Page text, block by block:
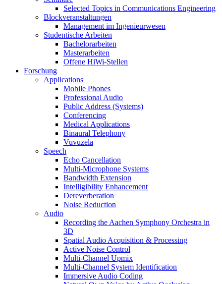
Selected Topics in Communications Engineering
Blockveranstaltungen
Management im Ingenieurwesen
Studentische Arbeiten
Bachelorarbeiten
Masterarbeiten
Offene HiWi-Stellen
Forschung
Applications
Mobile Phones
Professional Audio
Public Address (Systems)
Conferencing
Medical Applications
Binaural Telephony
Vuvuzela
Speech
Echo Cancellation
Multi-Microphone Systems
Bandwidth Extension
Intelligibility Enhancement
Dereverberation
Noise Reduction
Audio
Recording the Aachen Symphony Orchestra in
3D
Spatial Audio Acquisition & Processing
Active Noise Control
Multi-Channel Upmix
Multi-Channel System Identification
Immersive Audio Coding